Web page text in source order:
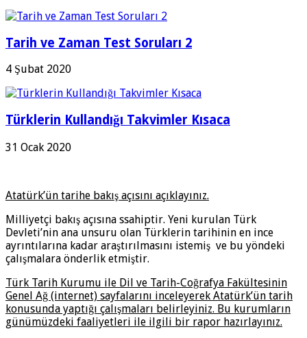
Tarih ve Zaman Test Soruları 2
4 Şubat 2020
Türklerin Kullandığı Takvimler Kısaca
31 Ocak 2020
Atatürk’ün tarihe bakış açısını açıklayınız.
Milliyetçi bakış açısına ssahiptir. Yeni kurulan Türk
Devleti’nin ana unsuru olan Türklerin tarihinin en ince
ayrıntılarına kadar araştırılmasını istemiş ve bu yöndeki
çalışmalara önderlik etmiştir.
Türk Tarih Kurumu ile Dil ve Tarih-Coğrafya Fakültesinin
Genel Ağ (internet) sayfalarını inceleyerek Atatürk’ün tarih
konusunda yaptığı çalışmaları belirleyiniz. Bu kurumların
günümüzdeki faaliyetleri ile ilgili bir rapor hazırlayınız.